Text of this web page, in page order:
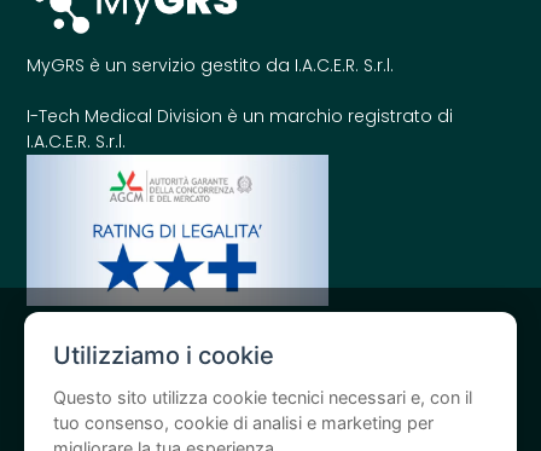
MyGRS è un servizio gestito da I.A.C.E.R. S.r.l.
I-Tech Medical Division è un marchio registrato di
I.A.C.E.R. S.r.l.
Obblighi di comunicazione per le sovvenzioni pubbliche:
Utilizziamo i cookie
Questo sito utilizza cookie tecnici necessari e, con il
tuo consenso, cookie di analisi e marketing per